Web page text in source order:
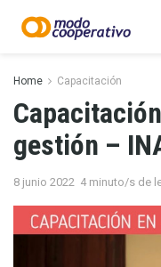
Home Capacitación
gestión –
8 junio 2022 4 minuto/s de